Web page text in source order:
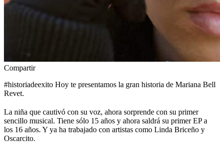
Compartir
#historiadeexito Hoy te presentamos la gran historia de Mariana Bell
Revet.
La niña que cautivó con su voz, ahora sorprende con su primer
sencillo musical. Tiene sólo 15 años y ahora saldrá su primer EP a
los 16 años. Y ya ha trabajado con artistas como Linda Briceño y
Oscarcito.